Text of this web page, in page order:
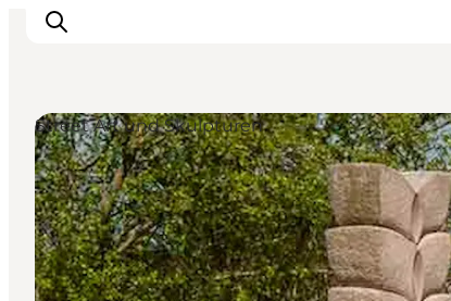
Inspiration
Regionen
Erlebnisse
Unterkünfte
Street Art und Skulpturen